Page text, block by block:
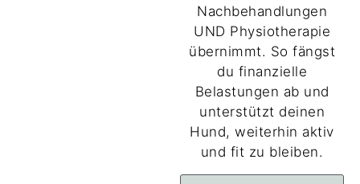
Nachbehandlungen
UND Physiotherapie
übernimmt. So fängst
du finanzielle
Belastungen ab und
unterstützt deinen
Hund, weiterhin aktiv
und fit zu bleiben.